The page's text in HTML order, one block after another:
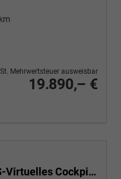
19.890,– €
Mehrwertsteuer ausweisbar
130 Jahre 1.0 MPI 80 PS-Virtuelles Cockpit-AppleCarplay-Android-Auto-LED-Klima-Tempomat-Rückfahrkamera-DAB-SHZ-15" Alu-sofort